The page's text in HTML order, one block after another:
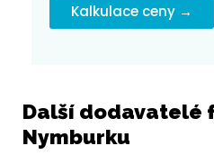
Kalkulace ceny →
Další dodavatelé
Nymburku